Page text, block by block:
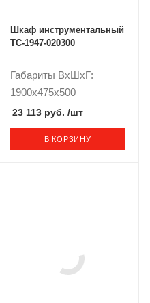
Шкаф инструментальный
TC-1947-020300
Габариты ВxШxГ:
1900x475x500
23 113 руб. /шт
В КОРЗИНУ